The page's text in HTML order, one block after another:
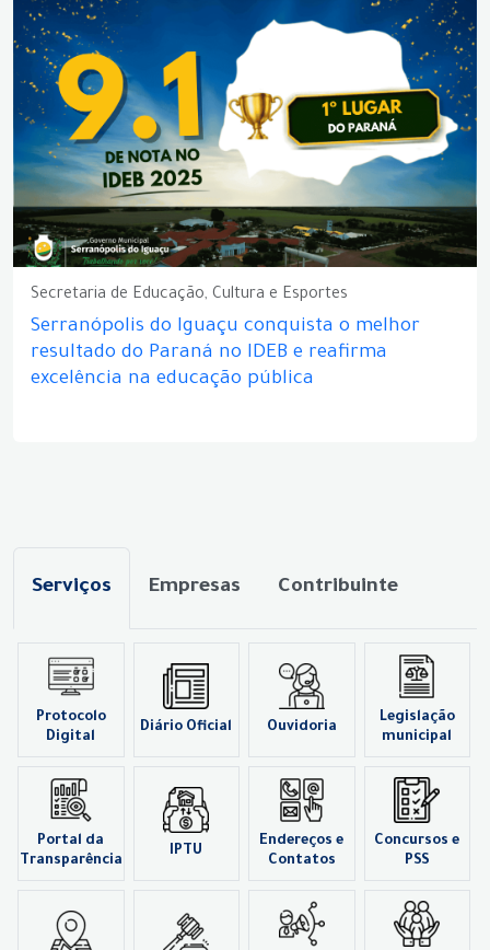
Secretaria de Educação, Cultura e Esportes
Serranópolis do Iguaçu conquista o melhor
resultado do Paraná no IDEB e reafirma
excelência na educação pública
Serviços Empresas Contribuinte
Protocolo
Digital
Diário Oficial Ouvidoria
Legislação
municipal
Portal da
Transparência
IPTU
Endereços e
Contatos
Concursos e
PSS